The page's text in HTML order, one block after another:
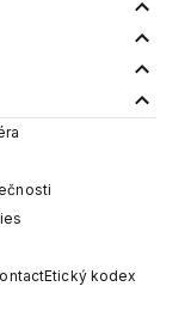
Etický kodex